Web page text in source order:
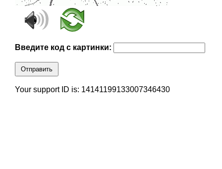
Введите код с картинки:
Отправить
Your support ID is: 14141199133007346430